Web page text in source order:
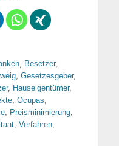
Besetzer,
Gesetzesgeber,
, Hauseigentümer,
Ocupas
Preisminimierung
Verfahren